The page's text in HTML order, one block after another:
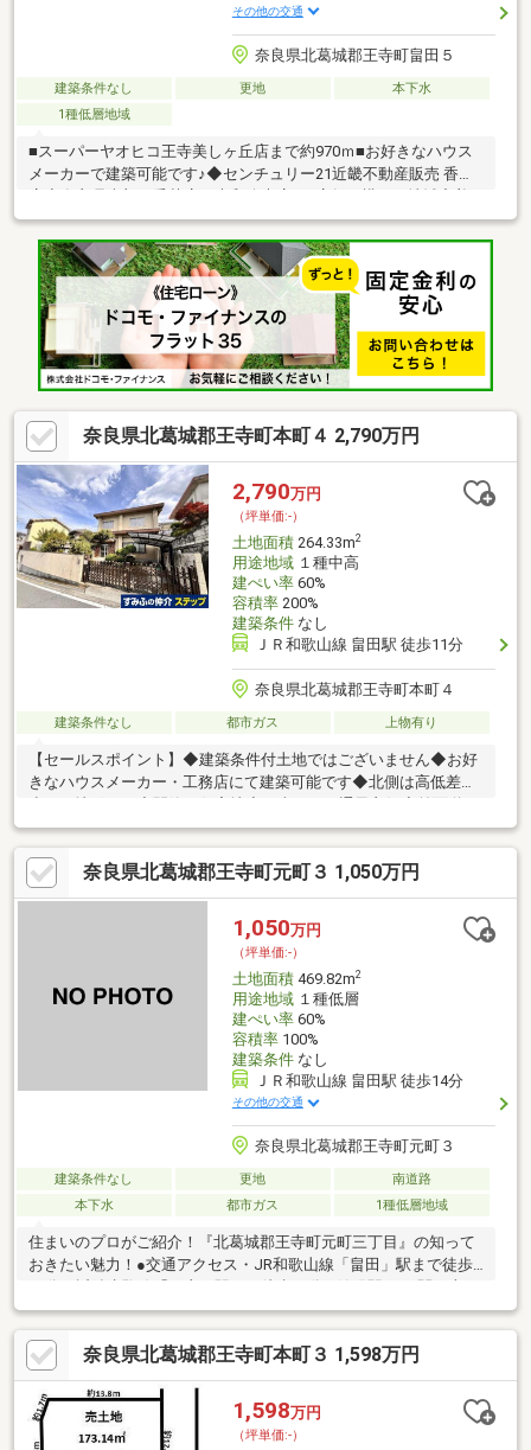
その他の交通
奈良県北葛城郡王寺町畠田５
建築条件なし 更地
本下水
1種低層地域
■スーパーヤオヒコ王寺美しヶ丘店まで約970ｍ■お好きなハウス
メーカーで建築可能です♪◆センチュリー21近畿不動産販売 香芝
店◆奈良県南部に香芝店・大和八木店の2店舗を構え、地域密着
で営業しております。トータル不動産として、土地探しから建築
計画・ライフプランまで一貫してサポートし、理想の住まいづく
りを見据えた土地選びをご提案いたします。センチュリー21の情
報力と実績を活かし、安心してお任せいただけるお取引を心がけ
ております。◆お気軽にお問い合わせください◆
奈良県北葛城郡王寺町本町４ 2,790万円
2,790万円
（坪単価:-）
土地面積264.33m2
用途地域１種中高
建ぺい率60%
容積率200%
建築条件なし
ＪＲ和歌山線 畠田駅 徒歩11分
奈良県北葛城郡王寺町本町４
建築条件なし 都市ガス 上物有り
【セールスポイント】◆建築条件付土地ではございません◆お好
きなハウスメーカー・工務店にて建築可能です◆北側は高低差が
路：公道幅員約6.0m◆間口：約16.5m【周辺環境】◆ＪＲ和歌山
線「畠田」駅まで徒歩11分（約860m）◆ココカラファイン王寺
店まで徒歩3分（約200m）◆ローソン王寺本町二丁目店まで徒歩
4分（約320m）◆業務スーパー畠田店まで徒歩11分（約880m）
◆南王寺診療所まで徒歩4分（約280m）◆泉の広場公園まで徒歩
奈良県北葛城郡王寺町元町３ 1,050万円
1,050万円
（坪単価:-）
土地面積469.82m2
用途地域１種低層
建ぺい率60%
容積率100%
建築条件なし
ＪＲ和歌山線 畠田駅 徒歩14分
その他の交通
奈良県北葛城郡王寺町元町３
建築条件なし 更地
南道路
本下水
都市ガス 1種低層地域
住まいのプロがご紹介！『北葛城郡王寺町元町三丁目』の知って
おきたい魅力！●交通アクセス・JR和歌山線「畠田」駅まで徒歩
線/和歌山線「王寺」駅まで徒歩23分 ※和歌山線の始発駅●2方道路
に接道。●前面道路幅員は、北東側約7.2m、南側約4.3m。●第一種
低層住居専用地域内に位置しています。●実際の陽当り状況な
ど、現地にて確認可能です。●建築可能な建物プラン例など、お
気軽にご相談ください。
奈良県北葛城郡王寺町本町３ 1,598万円
1,598万円
（坪単価:-）